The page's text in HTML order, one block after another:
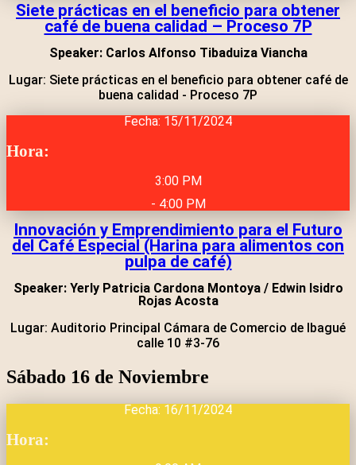
Siete prácticas en el beneficio para obtener
café de buena calidad – Proceso 7P
Speaker: Carlos Alfonso Tibaduiza Viancha
Lugar: Siete prácticas en el beneficio para obtener café de
buena calidad - Proceso 7P
Fecha: 15/11/2024
Hora:
3:00 PM
- 4:00 PM
Innovación y Emprendimiento para el Futuro
del Café Especial (Harina para alimentos con
pulpa de café)
Speaker: Yerly Patricia Cardona Montoya / Edwin Isidro
Rojas Acosta
Lugar: Auditorio Principal Cámara de Comercio de Ibagué
calle 10 #3-76
Sábado 16 de Noviembre
Fecha: 16/11/2024
Hora: